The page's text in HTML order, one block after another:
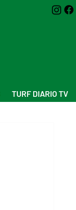
TURF DIARIO TV